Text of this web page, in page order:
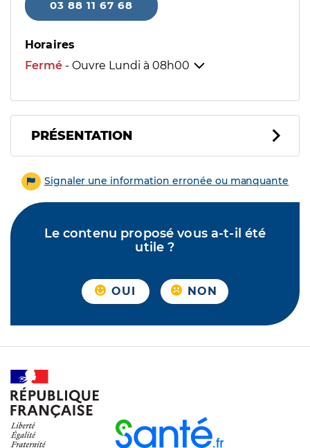
03 88 11 67 68
Horaires
Fermé - Ouvre Lundi à 08h00
PRÉSENTATION
Signaler une information erronée ou manquante
Le contenu proposé vous a-t-il été
utile ?
OUI NON